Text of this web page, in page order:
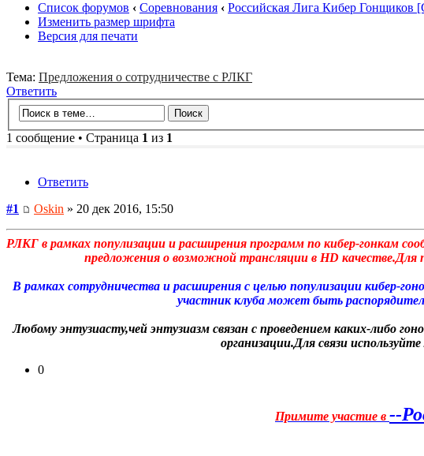
Список форумов ‹ Соревнования ‹ Российская Лига Кибер Гонщиков
Изменить размер шрифта
Версия для печати
Тема: Предложения о сотрудничестве с РЛКГ
Ответить
1 сообщение • Страница 1 из 1
Ответить
#1
Oskin » 20 дек 2016, 15:50
РЛКГ в рамках популизации и расширения программ по кибер-гонкам
предложения о возможной трансляции в HD качестве.Для
В рамках сотрудничества и расширения с целью популизации кибер-
участник клуба может быть
Любому энтузиасту,чей энтузиазм связан с проведением каких-либо
организации.Для связи
0
Примите участие в --